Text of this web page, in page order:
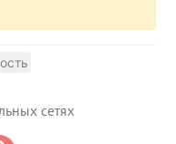
сетях